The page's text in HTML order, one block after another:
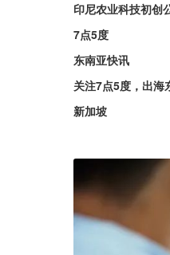
印尼农业科技初
7点5度
东南亚快讯
关注7点5度，出海
新加坡